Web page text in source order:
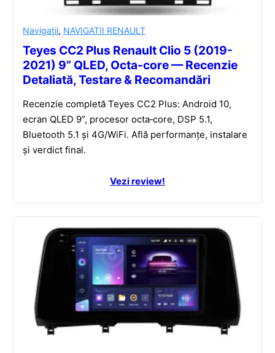
Navigatii, NAVIGATII RENAULT
Teyes CC2 Plus Renault Clio 5 (2019-
2021) 9” QLED, Octa-core — Recenzie
Detaliată, Testare & Recomandări
Recenzie completă Teyes CC2 Plus: Android 10,
ecran QLED 9”, procesor octa‑core, DSP 5.1,
Bluetooth 5.1 și 4G/WiFi. Află performanțe, instalare
și verdict final.
Vezi review!